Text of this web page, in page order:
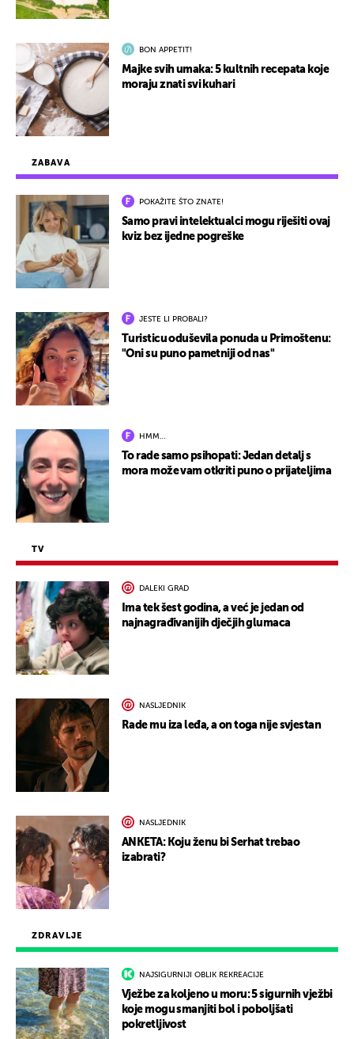
ZDRAVLJE
NAJSIGURNIJI OBLIK REKREACIJE
Vježbe za koljeno u moru: 5 sigurnih vježbi
koje mogu smanjiti bol i poboljšati
pokretljivost
ZABAVA
POKAŽITE ŠTO ZNATE!
Samo pravi intelektualci mogu riješiti ovaj
kviz bez ijedne pogreške
JESTE LI PROBALI?
Turisticu oduševila ponuda u Primoštenu:
"Oni su puno pametniji od nas"
HMM…
To rade samo psihopati: Jedan detalj s
mora može vam otkriti puno o prijateljima
TV
DALEKI GRAD
Ima tek šest godina, a već je jedan od
najnagrađivanijih dječjih glumaca
NASLJEDNIK
Rade mu iza leđa, a on toga nije svjestan
NASLJEDNIK
ANKETA: Koju ženu bi Serhat trebao
izabrati?
BON APPETIT!
Majke svih umaka: 5 kultnih recepata koje
moraju znati svi kuhari